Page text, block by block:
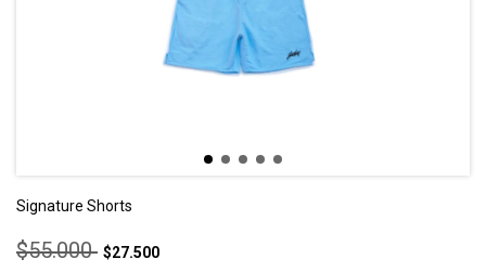
Signature Shorts
$55.000 $27.500